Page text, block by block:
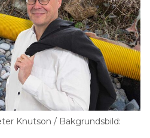
Knutson / Bakgrundsbild: